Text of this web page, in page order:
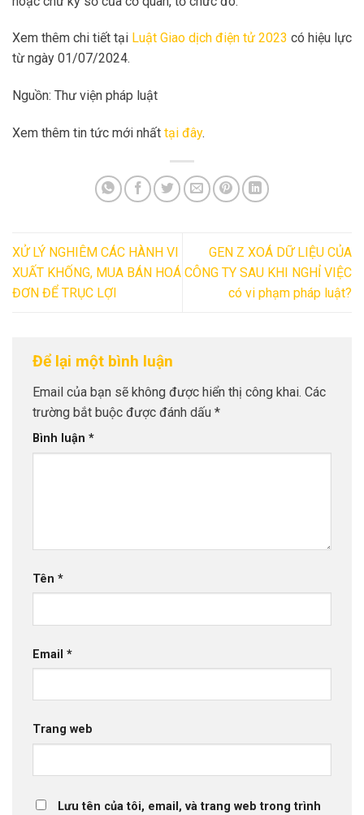
Xem thêm chi tiết tại Luật Giao dịch điện tử 2023 có hiệu lực
từ ngày 01/07/2024.
Nguồn: Thư viện pháp luật
Xem thêm tin tức mới nhất tại đây.
XỬ LÝ NGHIÊM CÁC HÀNH VI
XUẤT KHỐNG, MUA BÁN HOÁ
ĐƠN ĐỂ TRỤC LỢI
GEN Z XOÁ DỮ LIỆU CỦA
CÔNG TY SAU KHI NGHỈ VIỆC
có vi phạm pháp luật?
Để lại một bình luận
Email của bạn sẽ không được hiển thị công khai. Các
trường bắt buộc được đánh dấu *
Bình luận *
Tên *
Email *
Trang web
Lưu tên của tôi, email, và trang web trong trình